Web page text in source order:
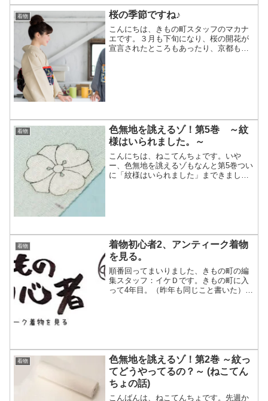
着物 桜の季節ですね♪
こんにちは、きもの町スタッフのマカナ
エです。３月も下旬になり、桜の開花が
宣言されたところもあったり、京都も
着物
色無地を誂えるゾ！第5巻 ～紋
様はいられました。～
こんにちは、ねこてんちょです。いや
ー、色無地を誂えるゾもなんと第5巻つい
に「紋様はいられました」まできまし
着物
着物初心者2、アンティーク着物
を見る。
順番回ってまいりました、きもの町の編
集スタッフ：イケＤです。きもの町に入
って4年目。（昨年も同じこと書いた）着
着物
色無地を誂えるゾ！第2巻 ～紋っ
てどうやってるの？～ (ねこてん
ちょの話)
こんばんは、ねこてんちょです。先週か